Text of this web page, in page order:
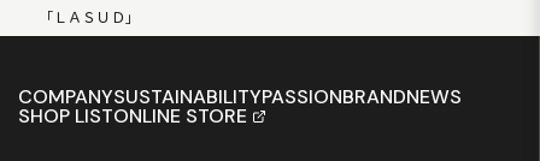
「ＬＡＳＵＤ」
COMPANYSUSTAINABILITYPASSIONBRANDNEWS
SHOP LISTONLINE STORE